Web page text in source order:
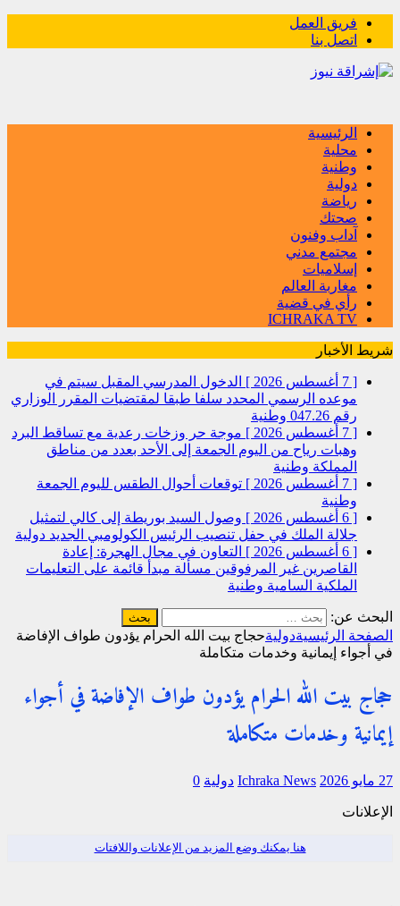
فريق العمل
اتصل بنا
الرئيسية
محلية
وطنية
دولية
رياضة
صحتك
آداب وفنون
مجتمع مدني
إسلاميات
مغاربة العالم
رأي في قضية
ICHRAKA TV
شريط الأخبار
[ 7 أغسطس 2026 ]
الدخول المدرسي المقبل سیتم في
موعده الرسمي المحدد سلفا طبقا لمقتضیات المقرر الوزاري
رقم 047.26
وطنية
[ 7 أغسطس 2026 ]
موجة حر وزخات رعدية مع تساقط البرد
وهبات رياح من اليوم الجمعة إلى الأحد بعدد من مناطق
المملكة وطنية
[ 7 أغسطس 2026 ]
توقعات أحوال الطقس لليوم الجمعة
وطنية
[ 6 أغسطس 2026 ]
وصول السيد بوريطة إلى كالي لتمثيل
جلالة الملك في حفل تنصيب الرئيس الكولومبي الجديد دولية
[ 6 أغسطس 2026 ]
التعاون في مجال الهجرة: إعادة
القاصرين غير المرفوقين مسألة مبدأ قائمة على التعليمات
الملكية السامية وطنية
البحث عن:
الصفحة الرئيسيةدوليةحجاج بيت الله الحرام يؤدون طواف الإفاضة
في أجواء إيمانية وخدمات متكاملة
حجاج بيت الله الحرام يؤدون طواف الإفاضة في أجواء
إيمانية وخدمات متكاملة
27 مايو 2026 Ichraka News دولية 0
الإعلانات
هنا يمكنك وضع المزيد من الإعلانات واللافتات